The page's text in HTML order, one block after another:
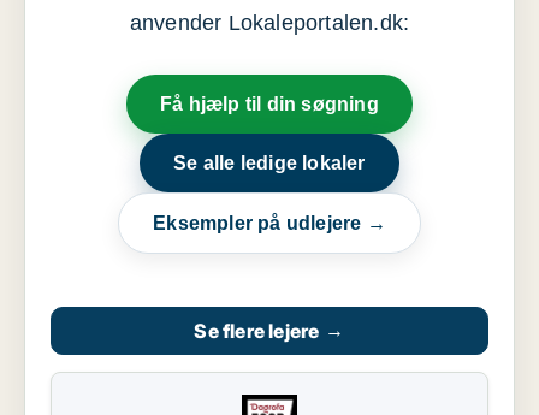
anvender Lokaleportalen.dk:
Få hjælp til din søgning
Se alle ledige lokaler
Eksempler på udlejere →
Se flere lejere →